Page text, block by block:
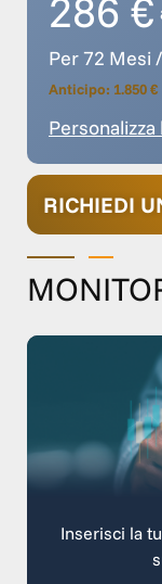
286 €
Per 72 Mesi
Anticipo: 1.850 €
Personalizza
RICHIEDI
Inserisci la